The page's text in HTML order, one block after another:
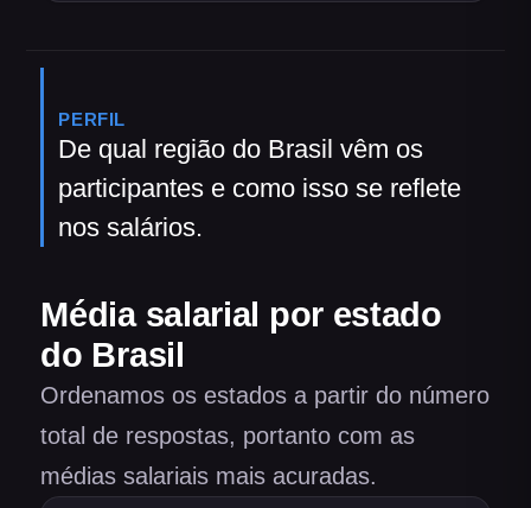
PERFIL
De qual região do Brasil vêm os
participantes e como isso se reflete
nos salários.
Média salarial por estado
do Brasil
Ordenamos os estados a partir do número
total de respostas, portanto com as
médias salariais mais acuradas.